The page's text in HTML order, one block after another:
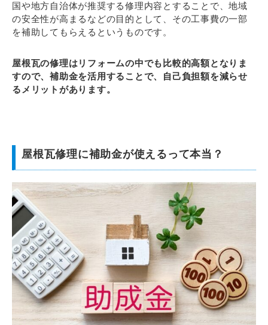
国や地方自治体が推奨する修理内容とすることで、地域
の安全性が高まるなどの目的として、その工事費の一部
を補助してもらえるというものです。
屋根瓦の修理はリフォームの中でも比較的高額となりま
すので、補助金を活用することで、自己負担額を減らせ
るメリットがあります。
屋根瓦修理に補助金が使えるって本当？